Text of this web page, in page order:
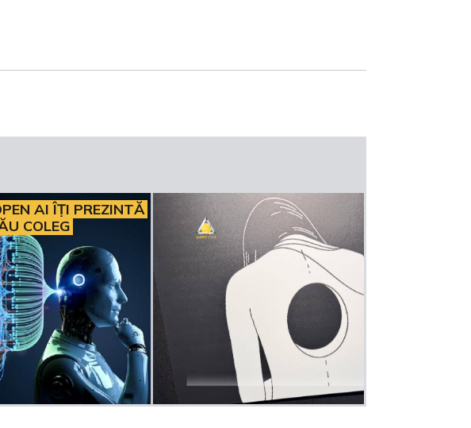
AI ÎȚI PREZINTĂ
COLEG